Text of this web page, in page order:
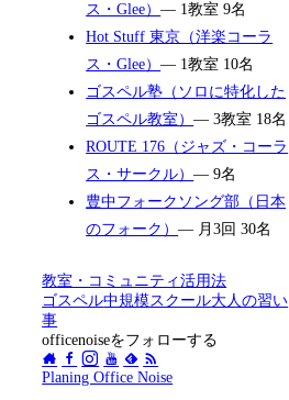
ス・Glee）— 1教室 9名
Hot Stuff 東京（洋楽コーラ
ス・Glee）— 1教室 10名
ゴスペル塾（ソロに特化した
ゴスペル教室）— 3教室 18名
ROUTE 176（ジャズ・コーラ
ス・サークル）— 9名
豊中フォークソング部（日本
のフォーク）— 月3回 30名
教室・コミュニティ活用法
ゴスペル中規模スクール大人の習い
事
officenoiseをフォローする
Planing Office Noise